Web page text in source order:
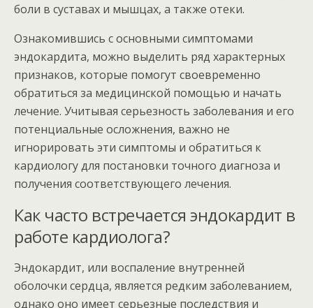
боли в суставах и мышцах, а также отеки.
Ознакомившись с основными симптомами
эндокардита, можно выделить ряд характерных
признаков, которые помогут своевременно
обратиться за медицинской помощью и начать
лечение. Учитывая серьезность заболевания и его
потенциальные осложнения, важно не
игнорировать эти симптомы и обратиться к
кардиологу для постановки точного диагноза и
получения соответствующего лечения.
Как часто встречается эндокардит в
работе кардиолога?
Эндокардит, или воспаление внутренней
оболочки сердца, является редким заболеванием,
однако оно имеет серьезные последствия и